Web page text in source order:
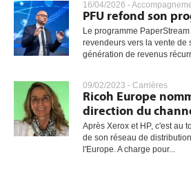
16/04/2026 -
PFU refond son
Le programme
revendeurs vers la vente de
génération de revenus
09/02/2023 - Carrières
Ricoh Europe
direction du
Après Xerox et HP, c'est au
de son réseau de
l'Europe. A charge pour...